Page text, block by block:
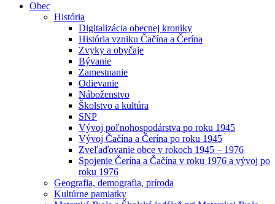
Obec
História
Digitalizácia obecnej kroniky
História vzniku Čačína a Čerína
Zvyky a obyčaje
Bývanie
Zamestnanie
Odievanie
Náboženstvo
Školstvo a kultúra
SNP
Vývoj poľnohospodárstva po roku 1945
Vývoj Čačína a Čerína po roku 1945
Zveľaďovanie obce v rokoch 1945 – 1976
Spojenie Čerína a Čačína v roku 1976 a vývoj po
roku 1976
Geografia, demografia, príroda
Kultúrne pamiatky